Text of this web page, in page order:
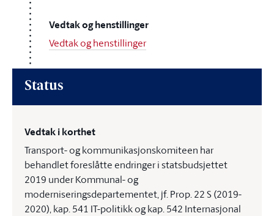
Vedtak og henstillinger
Vedtak og henstillinger
Status
Vedtak i korthet
Transport- og kommunikasjonskomiteen har
behandlet foreslåtte endringer i statsbudsjettet
2019 under Kommunal- og
moderniseringsdepartementet, jf. Prop. 22 S (2019-
2020), kap. 541 IT-politikk og kap. 542 Internasjonal